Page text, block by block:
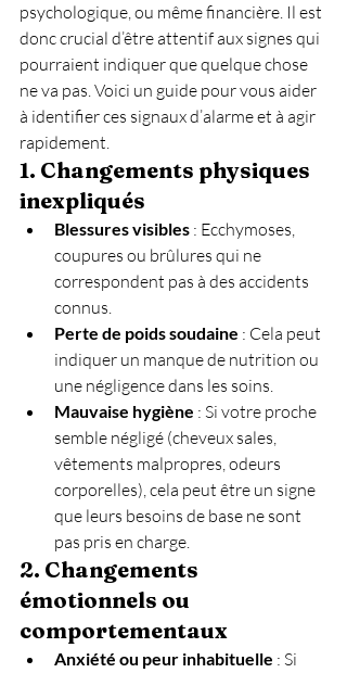
psychologique, ou même financière. Il est
donc crucial d’être attentif aux signes qui
pourraient indiquer que quelque chose
ne va pas. Voici un guide pour vous aider
à identifier ces signaux d’alarme et à agir
rapidement.
1. Changements physiques
inexpliqués
Blessures visibles : Ecchymoses,
coupures ou brûlures qui ne
correspondent pas à des accidents
connus.
Perte de poids soudaine : Cela peut
indiquer un manque de nutrition ou
une négligence dans les soins.
Mauvaise hygiène : Si votre proche
semble négligé (cheveux sales,
vêtements malpropres, odeurs
corporelles), cela peut être un signe
que leurs besoins de base ne sont
pas pris en charge.
2. Changements
émotionnels ou
comportementaux
Anxiété ou peur inhabituelle : Si